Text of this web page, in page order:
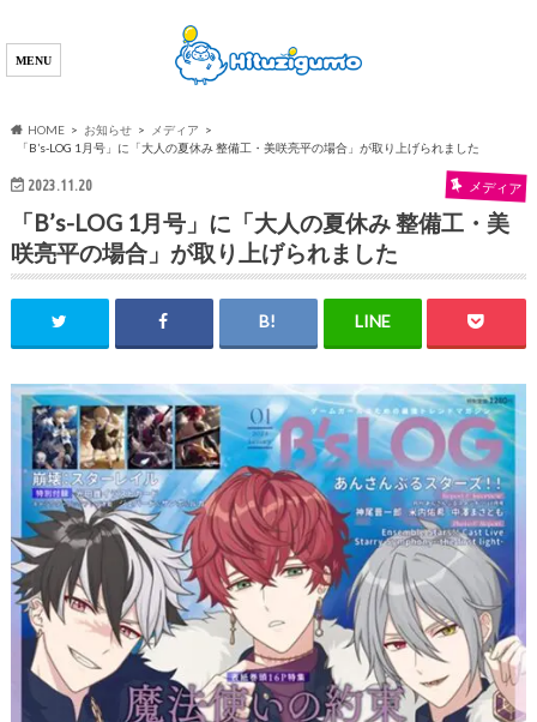
HOME お知らせ
メディア
「B’s-LOG 1月号」に「大人の夏休み 整備工・美咲亮平の場合」が取り上げられました
2023.11.20 メディア
「B’s-LOG 1月号」に「大人の夏休み 整備工・美
咲亮平の場合」が取り上げられました